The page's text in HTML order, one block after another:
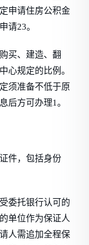
申请住房公积金
请23。
买、建造、翻
心规定的比例。
须准备不低于原
后方可办理1。
件，包括身份
委托银行认可的
单位作为保证人
人需追加全程保